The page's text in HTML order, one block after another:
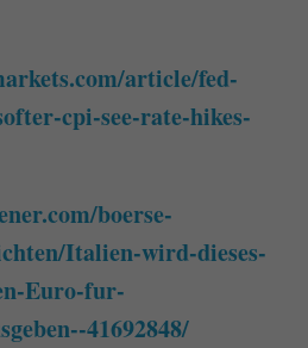
article/fed-
cpi-see-rate-hikes-
boerse-
Italien-wird-dieses-
Euro-fur-
41692848/